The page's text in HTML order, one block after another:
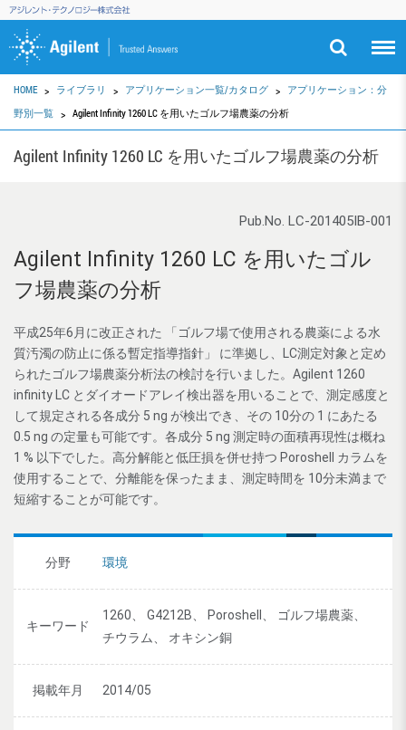
HOME ライブラリ アプリケーション一覧/カタログ
アプリケーション：分
野別一覧
Agilent Infinity 1260 LC を用いたゴルフ場農薬の分析
Agilent Infinity 1260 LC を用いたゴルフ場農薬の分析
Pub.No. LC-201405IB-001
Agilent Infinity 1260 LC を用いたゴル
フ場農薬の分析
平成25年6月に改正された 「ゴルフ場で使用される農薬による水
質汚濁の防止に係る暫定指導指針」 に準拠し、LC測定対象と定め
られたゴルフ場農薬分析法の検討を行いました。Agilent 1260
infinity LC とダイオードアレイ検出器を用いることで、測定感度と
して規定される各成分 5 ng が検出でき、その 10分の 1 にあたる
0.5 ng の定量も可能です。各成分 5 ng 測定時の面積再現性は概ね
1 % 以下でした。高分解能と低圧損を併せ持つ Poroshell カラムを
使用することで、分離能を保ったまま、測定時間を 10分未満まで
短縮することが可能です。
分野 環境
キーワード
1260、 G4212B、 Poroshell、 ゴルフ場農薬、
チウラム、 オキシン銅
掲載年月 2014/05